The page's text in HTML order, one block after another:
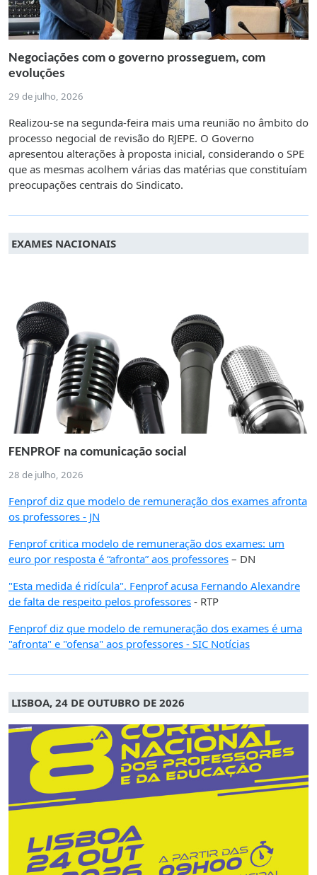
Negociações com o governo prosseguem, com
evoluções
29 de julho, 2026
Realizou-se na segunda-feira mais uma reunião no âmbito do
processo negocial de revisão do RJEPE. O Governo
apresentou alterações à proposta inicial, considerando o SPE
que as mesmas acolhem várias das matérias que constituíam
preocupações centrais do Sindicato.
EXAMES NACIONAIS
FENPROF na comunicação social
28 de julho, 2026
Fenprof diz que modelo de remuneração dos exames afronta
os professores - JN
Fenprof critica modelo de remuneração dos exames: um
euro por resposta é “afronta” aos professores – DN
"Esta medida é ridícula". Fenprof acusa Fernando Alexandre
de falta de respeito pelos professores - RTP
Fenprof diz que modelo de remuneração dos exames é uma
"afronta" e "ofensa" aos professores - SIC Notícias
LISBOA, 24 DE OUTUBRO DE 2026